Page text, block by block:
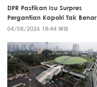
DPR Pastikan Isu Surpres
Pergantian Kapolri Tak Benar
04/08/2026 18:44 WIB